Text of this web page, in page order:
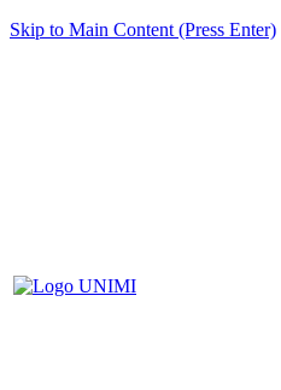
Skip to Main Content (Press Enter)